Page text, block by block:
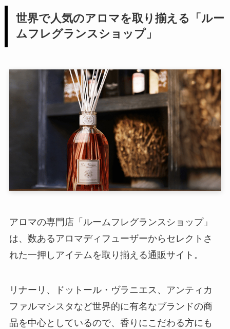
世界で人気のアロマを取り揃える「ルー
ムフレグランスショップ」
アロマの専門店「ルームフレグランスショップ」
は、数あるアロマディフューザーからセレクトさ
れた一押しアイテムを取り揃える通販サイト。
リナーリ、ドットール・ヴラニエス、アンティカ
ファルマシスタなど世界的に有名なブランドの商
品を中心としているので、香りにこだわる方にも